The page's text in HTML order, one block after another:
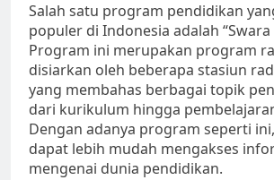
Salah satu program pendidikan
populer di Indonesia adalah “Swara
Program ini merupakan program
disiarkan oleh beberapa stasiun
yang membahas berbagai topik
dari kurikulum hingga
Dengan adanya program seperti
dapat lebih mudah mengakses
mengenai dunia pendidikan.